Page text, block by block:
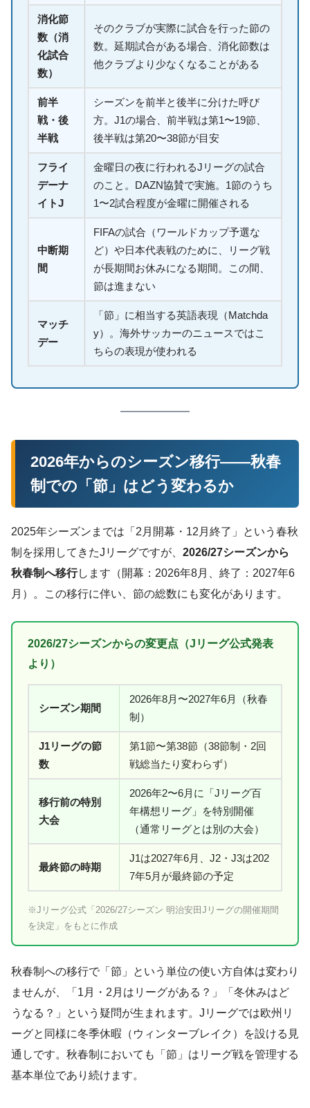
消化節
数（消
化試合
数）
そのクラブが実際に試合を行った節の
数。延期試合がある場合、消化節数は
他クラブより少なくなることがある
前半
戦・後
半戦
シーズンを前半と後半に分けた呼び
方。J1の場合、前半戦は第1〜19節、
後半戦は第20〜38節が目安
フライ
デーナ
イトJ
金曜日の夜に行われるJリーグの試合
のこと。DAZN協賛で実施。1節のうち
1〜2試合程度が金曜に開催される
中断期
間
FIFAの試合（ワールドカップ予選な
ど）や日本代表戦のために、リーグ戦
が長期間お休みになる期間。この間、
節は進まない
マッチ
デー
「節」に相当する英語表現（Matchda
y）。海外サッカーのニュースではこ
ちらの表現が使われる
2026年からのシーズン移行——秋春
制での「節」はどう変わるか
2025年シーズンまでは「2月開幕・12月終了」という春秋
制を採用してきたJリーグですが、 2026/27シーズンから
秋春制へ移行します（開幕：2026年8月、終了：2027年6
月）。この移行に伴い、節の総数にも変化があります。
2026/27シーズンからの変更点（Jリーグ公式発表
より）
シーズン期間
2026年8月〜2027年6月（秋春
制）
J1リーグの節
数
第1節〜第38節（38節制・2回
戦総当たり変わらず）
移行前の特別
大会
2026年2〜6月に「Jリーグ百
年構想リーグ」を特別開催
（通常リーグとは別の大会）
最終節の時期
J1は2027年6月、J2・J3は202
7年5月が最終節の予定
※Jリーグ公式「2026/27シーズン 明治安田Jリーグの開催期間
を決定」をもとに作成
秋春制への移行で「節」という単位の使い方自体は変わり
ませんが、「1月・2月はリーグがある？」「冬休みはど
うなる？」という疑問が生まれます。Jリーグでは欧州リ
ーグと同様に冬季休暇（ウィンターブレイク）を設ける見
通しです。秋春制においても「節」はリーグ戦を管理する
基本単位であり続けます。